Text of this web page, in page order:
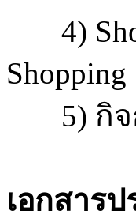
4)
Shopping
5) กิจก
เอกสาร